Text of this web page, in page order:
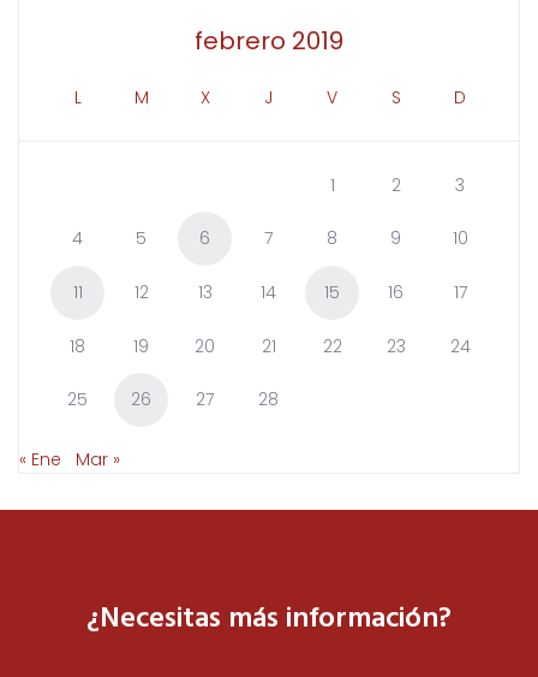
febrero 2019
L M X J V S D
1 2 3
4 5 6 7 8 9 10
11 12 13 14 15 16 17
18 19 20 21 22 23 24
25 26 27 28
« Ene Mar »
¿Necesitas más información?